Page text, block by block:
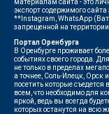
материалам сайта - это
экспорт содержимого сайта
**Instagram, WhatsApp
запрещенной на
Портал Оренбурга
В Оренбурге проживает
событиях своего города.
не только в пределах
а точнее, Соль-Илецк, Орск
посетить которые
всем, что необходимо для
яркой, ведь вы всегда
которых останутся на всю